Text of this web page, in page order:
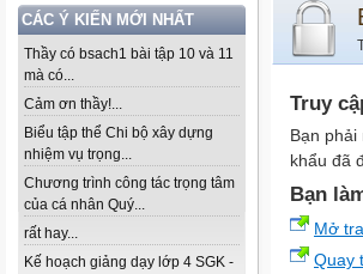
CÁC Ý KIẾN MỚI NHẤT
Thầy có bsach1 bài tập 10 và 11
mà có...
Cảm ơn thầy!...
Biểu tập thể Chi bộ xây dựng
nhiệm vụ trọng...
Chương trình công tác trọng tâm
của cá nhân Quý...
rất hay...
Kế hoạch giảng dạy lớp 4 SGK -
Truy
Bạn
khẩu đã
Bạn
Mở
Quay